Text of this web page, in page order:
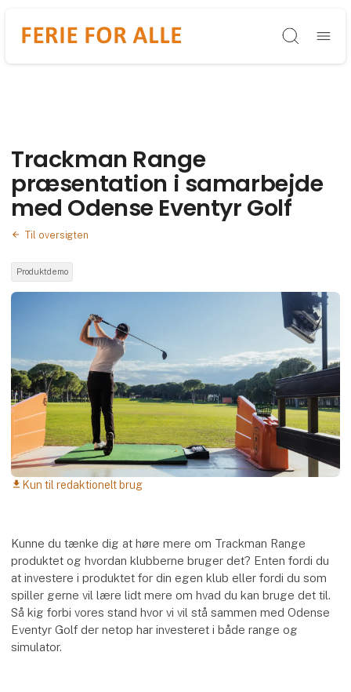
Søg
Trackman Range
præsentation i samarbejde
med Odense Eventyr Golf
Til oversigten
Produktdemo
download Kun til redaktionelt brug
Kunne du tænke dig at høre mere om Trackman Range
produktet og hvordan klubberne bruger det? Enten fordi du
at investere i produktet for din egen klub eller fordi du som
spiller gerne vil lære lidt mere om hvad du kan bruge det til.
Så kig forbi vores stand hvor vi vil stå sammen med Odense
Eventyr Golf der netop har investeret i både range og
simulator.